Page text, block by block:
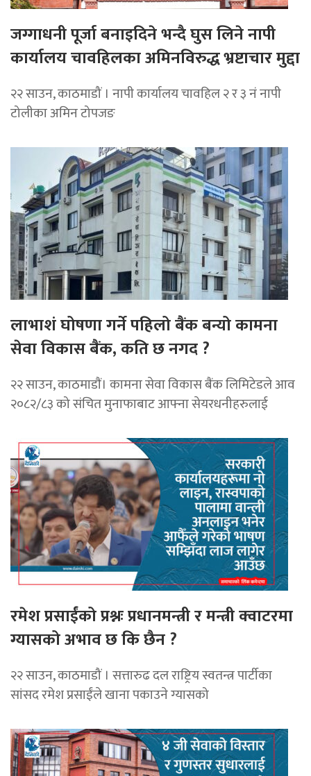
जग्गाधनी पूर्जा बनाइदिने भन्दै घुस लिने नापी
कार्यालय चावहिलका अमिनविरुद्ध भ्रष्टाचार मुद्दा
२२ साउन, काठमाडौं । नापी कार्यालय चावहिल २ र ३ नं नापी
टोलीका अमिन टोपजङ
लाभाशं घोषणा गर्ने पहिलो बैंक बन्यो कामना
सेवा विकास बैंक, कति छ नगद ?
२२ साउन, काठमाडाैं। कामना सेवा विकास बैंक लिमिटेडले आव
२०८२/८३ को संचित मुनाफाबाट आफ्ना सेयरधनीहरुलाई
रमेश प्रसाईंको प्रश्नः प्रधानमन्त्री र मन्त्री क्वाटरमा
ग्यासको अभाव छ कि छैन ?
२२ साउन, काठमाडौं । सत्तारुढ दल राष्ट्रिय स्वतन्त्र पार्टीका
सांसद रमेश प्रसाईंले खाना पकाउने ग्यासको